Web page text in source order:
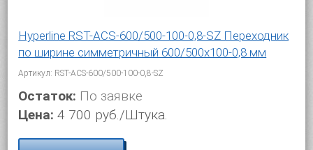
Hyperline RST-ACS-600/500-100-0,8-SZ Переходник
по ширине симметричный 600/500x100-0,8 мм
Артикул: RST-ACS-600/500-100-0,8-SZ
Остаток: По заявке
Цена: 4 700 руб./Штука.